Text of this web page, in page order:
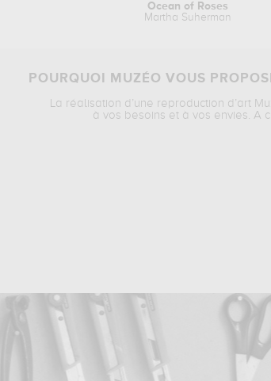
Ocean of Roses
Martha Suherman
POURQUOI MUZÉO VOUS
La réalisation d’une reproduction d’art
à vos besoins et à vos envies. A